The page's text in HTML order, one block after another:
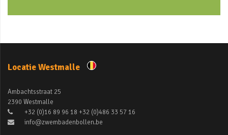
Locatie Westmalle
Ambachtsstraat 25
2390 Westmalle
+32 (0)16 89 96 18 +32 (0)486 33 57 16
info@zwembadenbollen.be